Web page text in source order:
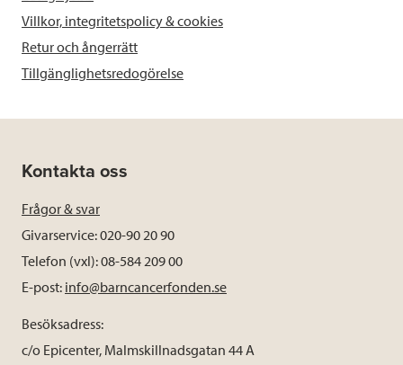
Villkor, integritetspolicy & cookies
Retur och ångerrätt
Tillgänglighetsredogörelse
Kontakta oss
Frågor & svar
Givarservice: 020-90 20 90
Telefon (vxl): 08-584 209 00
E-post: info@barncancerfonden.se
Besöksadress:
c/o Epicenter, Malmskillnadsgatan 44 A